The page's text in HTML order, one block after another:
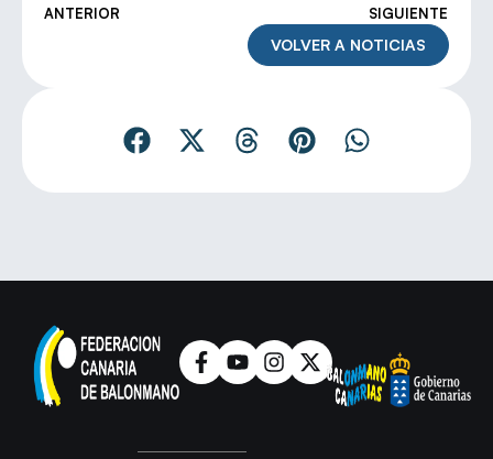
ANTERIOR SIGUIENTE
VOLVER A NOTICIAS